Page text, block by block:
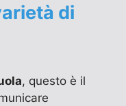
di
, questo è il